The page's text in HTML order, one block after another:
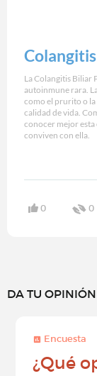
La Colangitis Biliar
autoinmune rara.
como el prurito o
calidad de vida.
conocer mejor esta
conviven con ella.
0 0
DA TU OPINIÓN
Encuesta
¿Qué